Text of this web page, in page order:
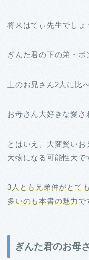
将来はてぃ先生でしょ
ぎんた君の下の弟・ポ
上のお兄さん2人に比
お母さん大好きな愛さ
とはいえ、大変賢い
大物になる可能性大で
3人とも兄弟仲がとて
多いのも本書の魅力で
ぎんた君のお母